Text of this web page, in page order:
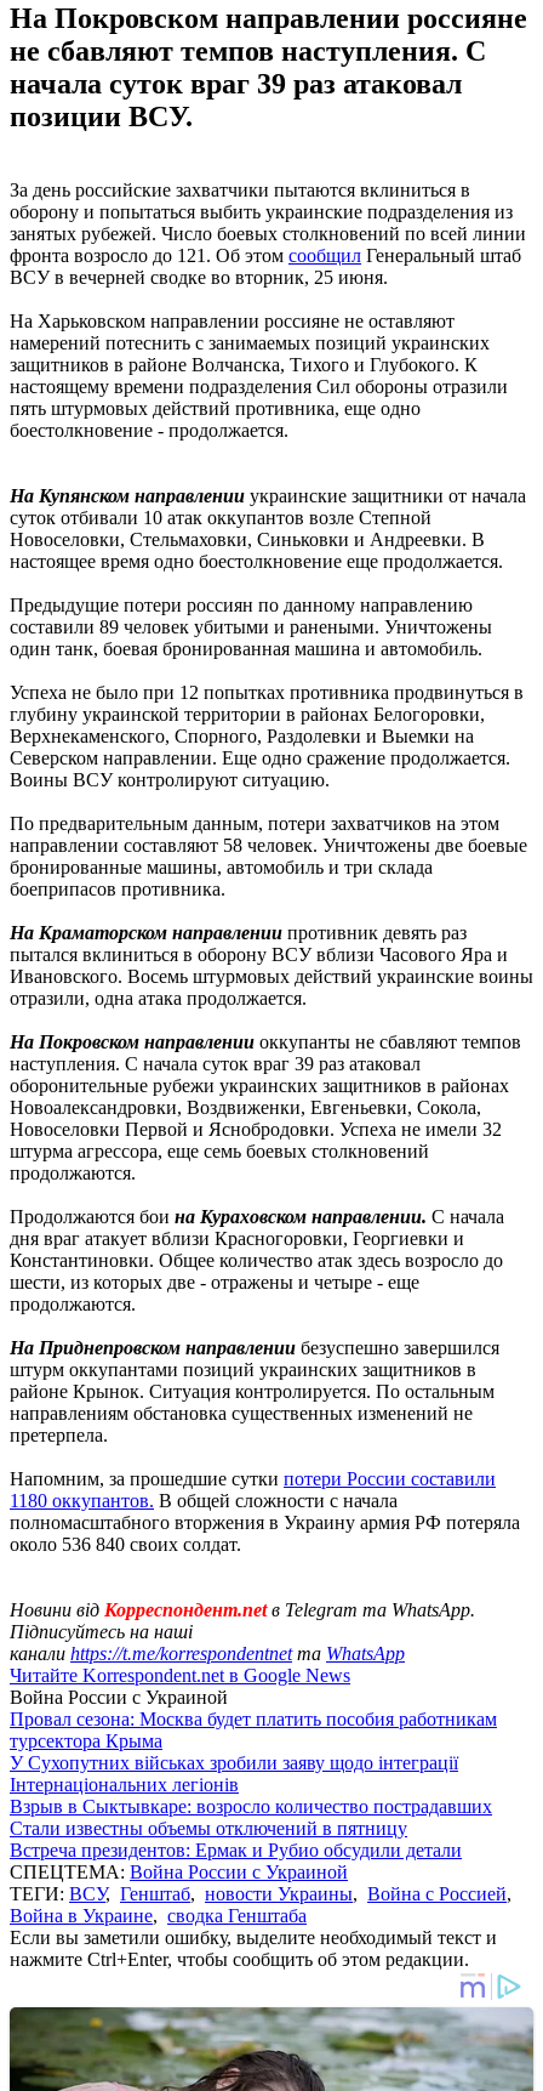
На Покровском направлении россияне
не сбавляют темпов наступления. С
начала суток враг 39 раз атаковал
позиции ВСУ.
За день российские захватчики пытаются вклиниться в
оборону и попытаться выбить украинские подразделения из
занятых рубежей. Число боевых столкновений по всей линии
фронта возросло до 121. Об этом сообщил Генеральный штаб
ВСУ в вечерней сводке во вторник, 25 июня.
На Харьковском направлении россияне не оставляют
намерений потеснить с занимаемых позиций украинских
защитников в районе Волчанска, Тихого и Глубокого. К
настоящему времени подразделения Сил обороны отразили
пять штурмовых действий противника, еще одно
боестолкновение - продолжается.
На Купянском направлении украинские защитники от начала
суток отбивали 10 атак оккупантов возле Степной
Новоселовки, Стельмаховки, Синьковки и Андреевки. В
настоящее время одно боестолкновение еще продолжается.
Предыдущие потери россиян по данному направлению
составили 89 человек убитыми и ранеными. Уничтожены
один танк, боевая бронированная машина и автомобиль.
Успеха не было при 12 попытках противника продвинуться в
глубину украинской территории в районах Белогоровки,
Верхнекаменского, Спорного, Раздолевки и Выемки на
Северском направлении. Еще одно сражение продолжается.
Воины ВСУ контролируют ситуацию.
По предварительным данным, потери захватчиков на этом
направлении составляют 58 человек. Уничтожены две боевые
бронированные машины, автомобиль и три склада
боеприпасов противника.
На Краматорском направлении противник девять раз
пытался вклиниться в оборону ВСУ вблизи Часового Яра и
Ивановского. Восемь штурмовых действий украинские воины
отразили, одна атака продолжается.
На Покровском направлении оккупанты не сбавляют темпов
наступления. С начала суток враг 39 раз атаковал
оборонительные рубежи украинских защитников в районах
Новоалександровки, Воздвиженки, Евгеньевки, Сокола,
Новоселовки Первой и Яснобродовки. Успеха не имели 32
штурма агрессора, еще семь боевых столкновений
продолжаются.
Продолжаются бои на Кураховском направлении. С начала
дня враг атакует вблизи Красногоровки, Георгиевки и
Константиновки. Общее количество атак здесь возросло до
шести, из которых две - отражены и четыре - еще
продолжаются.
На Приднепровском направлении безуспешно завершился
штурм оккупантами позиций украинских защитников в
районе Крынок. Ситуация контролируется. По остальным
направлениям обстановка существенных изменений не
претерпела.
Напомним, за прошедшие сутки потери России составили
1180 оккупантов. В общей сложности с начала
полномасштабного вторжения в Украину армия РФ потеряла
около 536 840 своих солдат.
Новини від Корреспондент.netв Telegram та WhatsApp.
Підписуйтесь на наші
канали https://t.me/korrespondentnetта WhatsApp
Читайте Korrespondent.net в Google News
Война России с Украиной
Провал сезона: Москва будет платить пособия работникам
турсектора Крыма
У Сухопутних військах зробили заяву щодо інтеграції
Інтернаціональних легіонів
Взрыв в Сыктывкаре: возросло количество пострадавших
Стали известны объемы отключений в пятницу
Встреча президентов: Ермак и Рубио обсудили детали
СПЕЦТЕМА: Война России с Украиной
ТЕГИ: ВСУ, Генштаб, новости Украины, Война с Россией,
Война в Украине, сводка Генштаба
Если вы заметили ошибку, выделите необходимый текст и
нажмите Ctrl+Enter, чтобы сообщить об этом редакции.